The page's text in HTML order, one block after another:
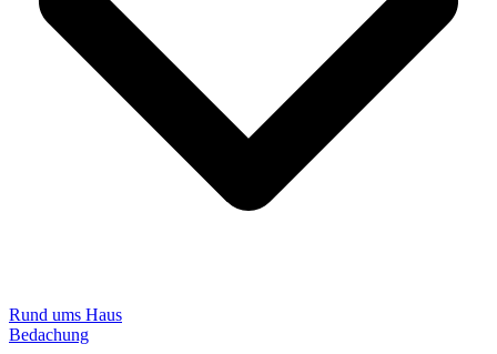
Rund ums Haus
Bedachung